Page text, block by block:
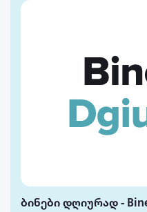
ბინები დღიურად -